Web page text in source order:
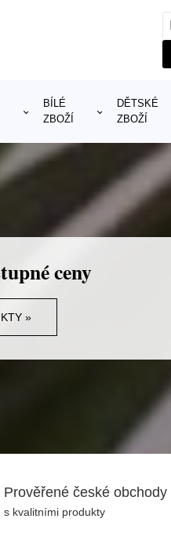
BÍLÉ
ZBOŽÍ
DĚTSKÉ
ZBOŽÍ
ceny
»
Prověřené české obchody
s kvalitními produkty